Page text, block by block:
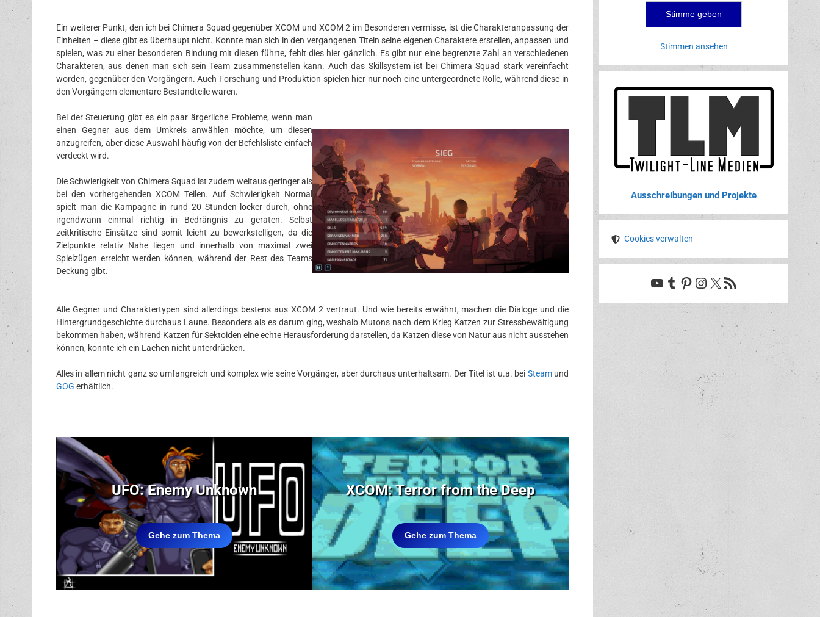
Ein weiterer Punkt, den ich bei Chimera Squad gegenüber XCOM und XCOM 2 im Besonderen vermisse, ist die Charakteranpassung der
Einheiten – diese gibt es überhaupt nicht. Konnte man sich in den vergangenen Titeln seine eigenen Charaktere erstellen, anpassen und
spielen, was zu einer besonderen Bindung mit diesen führte, fehlt dies hier gänzlich. Es gibt nur eine begrenzte Zahl an verschiedenen
Charakteren, aus denen man sich sein Team zusammenstellen kann. Auch das Skillsystem ist bei Chimera Squad stark vereinfacht
worden, gegenüber den Vorgängern. Auch Forschung und Produktion spielen hier nur noch eine untergeordnete Rolle, während diese in
den Vorgängern elementare Bestandteile waren.
Bei der Steuerung gibt es ein paar ärgerliche Probleme, wenn man
einen Gegner aus dem Umkreis anwählen möchte, um diesen
anzugreifen, aber diese Auswahl häufig von der Befehlsliste einfach
verdeckt wird.
Die Schwierigkeit von Chimera Squad ist zudem weitaus geringer als
bei den vorhergehenden XCOM Teilen. Auf Schwierigkeit Normal
spielt man die Kampagne in rund 20 Stunden locker durch, ohne
irgendwann einmal richtig in Bedrängnis zu geraten. Selbst
zeitkritische Einsätze sind somit leicht zu bewerkstelligen, da die
Zielpunkte relativ Nahe liegen und innerhalb von maximal zwei
Spielzügen erreicht werden können, während der Rest des Teams
Deckung gibt.
Alle Gegner und Charaktertypen sind allerdings bestens aus XCOM 2 vertraut. Und wie bereits erwähnt, machen die Dialoge und die
Hintergrundgeschichte durchaus Laune. Besonders als es darum ging, weshalb Mutons nach dem Krieg Katzen zur Stressbewältigung
bekommen haben, während Katzen für Sektoiden eine echte Herausforderung darstellen, da Katzen diese von Natur aus nicht ausstehen
können, konnte ich ein Lachen nicht unterdrücken.
Alles in allem nicht ganz so umfangreich und komplex wie seine Vorgänger, aber durchaus unterhaltsam. Der Titel ist u.a. bei Steamund
GOG erhältlich.
UFO: Enemy Unknown
Gehe zum Thema
XCOM: Terror from the Deep
Gehe zum Thema
Stimmen ansehen
Ausschreibungen und Projekte
Cookies verwalten
YouTube
Tumblr
Pinterest
Instagram
X RSS-Feed